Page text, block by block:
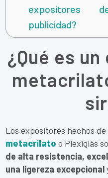
expositores
publicidad?
¿Qué es
Los expositores hechos
metacrilato o Plexiglás
de alta resistencia,
una ligereza excepcional